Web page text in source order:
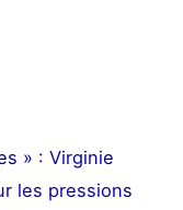
» : Virginie
les pressions